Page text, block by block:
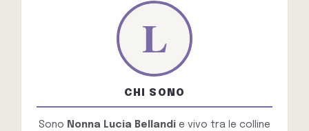
CHI SONO
Sono Nonna Lucia Bellandi e vivo tra le colline